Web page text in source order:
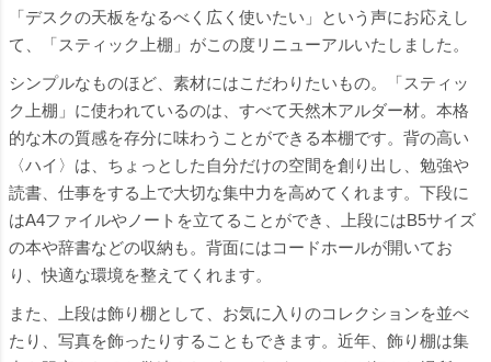
「デスクの天板をなるべく広く使いたい」という声にお応えし
て、「スティック上棚」がこの度リニューアルいたしました。
シンプルなものほど、素材にはこだわりたいもの。「スティッ
ク上棚」に使われているのは、すべて天然木アルダー材。本格
的な木の質感を存分に味わうことができる本棚です。背の高い
〈ハイ〉は、ちょっとした自分だけの空間を創り出し、勉強や
読書、仕事をする上で大切な集中力を高めてくれます。下段に
はA4ファイルやノートを立てることができ、上段にはB5サイズ
の本や辞書などの収納も。背面にはコードホールが開いてお
り、快適な環境を整えてくれます。
また、上段は飾り棚として、お気に入りのコレクションを並べ
たり、写真を飾ったりすることもできます。近年、飾り棚は集